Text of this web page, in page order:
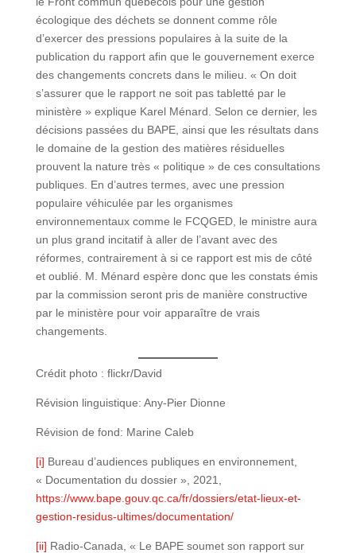
écologique des déchets se donnent comme rôle
d’exercer des pressions populaires à la suite de la
publication du rapport afin que le gouvernement exerce
des changements concrets dans le milieu. « On doit
s’assurer que le rapport ne soit pas tabletté par le
ministère » explique Karel Ménard. Selon ce dernier, les
décisions passées du BAPE, ainsi que les résultats dans
le domaine de la gestion des matières résiduelles
prouvent la nature très « politique » de ces consultations
publiques. En d’autres termes, avec une pression
populaire véhiculée par les organismes
environnementaux comme le FCQGED, le ministre aura
un plus grand incitatif à aller de l’avant avec des
réformes, contrairement à si ce rapport est mis de côté
et oublié. M. Ménard espère donc que les constats émis
par la commission seront pris de manière constructive
par le ministère pour voir apparaître de vrais
changements.
Crédit photo : flickr/David
Révision linguistique: Any-Pier Dionne
Révision de fond: Marine Caleb
[i] Bureau d’audiences publiques en environnement,
« Documentation du dossier », 2021,
https://www.bape.gouv.qc.ca/fr/dossiers/etat-lieux-et-
gestion-residus-ultimes/documentation/
[ii] Radio-Canada, « Le BAPE soumet son rapport sur